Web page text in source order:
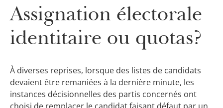
Assignation électorale
identitaire ou quotas?
À diverses reprises, lorsque des listes de candidats
devaient être remaniées à la dernière minute, les
instances décisionnelles des partis concernés ont